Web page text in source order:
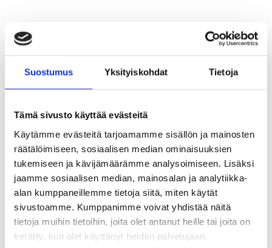
Suostumus Yksityiskohdat Tietoja
Tämä sivusto käyttää evästeitä
Käytämme evästeitä tarjoamamme sisällön ja mainosten
räätälöimiseen, sosiaalisen median ominaisuuksien
tukemiseen ja kävijämäärämme analysoimiseen. Lisäksi
jaamme sosiaalisen median, mainosalan ja analytiikka-
alan kumppaneillemme tietoja siitä, miten käytät
sivustoamme. Kumppanimme voivat yhdistää näitä
tietoja muihin tietoihin, joita olet antanut heille tai joita on
kerätty, kun olet käyttänyt heidän palvelujaan.
KATSO TALLENNE: MK Aamukahviseura 25.2.2025: Markkinoija,
Jokainen markkinoija tietää jo, että videot lisäävät brändiin sitoutumista ja herättävät huomiota, eli niitä
hukata resursseja, eivätkä tästä johtuvat heikot tulokset innosta tekemään niitä lisää.
11.2.2025 min lukuaika
TAPAHTUMAT